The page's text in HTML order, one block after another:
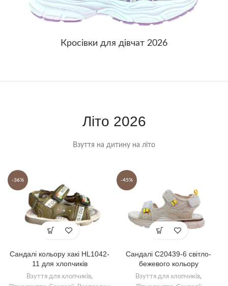
Кросівки для дівчат 2026
Літо 2026
Взуття на дитину на літо
-36%
Сандалі кольору хакі HL1042-
11 для хлопчиків
Взуття для хлопчиків,
-45%
Сандалі C20439-6 світло-
бежевого кольору
Взуття для хлопчиків,